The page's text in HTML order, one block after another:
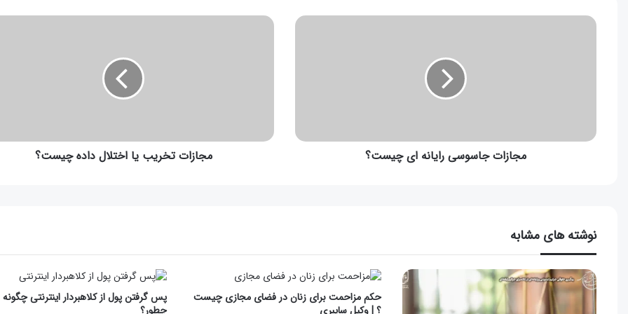
مجازات جاسوسی رایانه ای چیست؟ مجازات تخریب یا اختلال داده چیست؟
نوشته های مشابه
حکم مزاحمت برای زنان در فضای مجازی چیست
؟ | وکیل سایبری
پس گرفتن پول از کلاهبردار اینترنتی
چطور؟